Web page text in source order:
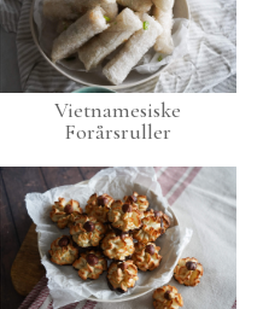
Vietnamesiske
Forårsruller